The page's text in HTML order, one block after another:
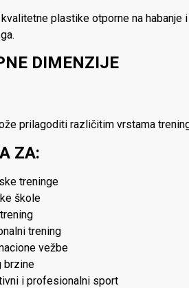
plastike otporne na habanje
DIMENZIJE
prilagoditi različitim vrstama
ZA:
treninge
škole
trening
vežbe
brzine
i profesionalni sport